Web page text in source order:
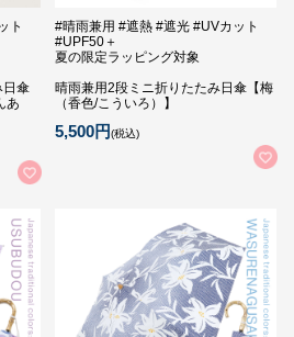
ト
日傘
あ
#晴雨兼用 #遮熱 #遮光 #UVカット
#UPF50＋
夏の限定ラッピング対象
晴雨兼用2段ミニ折りたたみ日傘【梅
（香色/こういろ）】
5,500円(税込)